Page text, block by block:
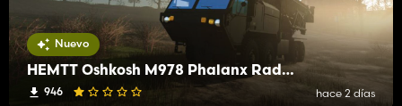
Nuevo
HEMTT Oshkosh M978 Phalanx Radar Base
946 hace 2 días